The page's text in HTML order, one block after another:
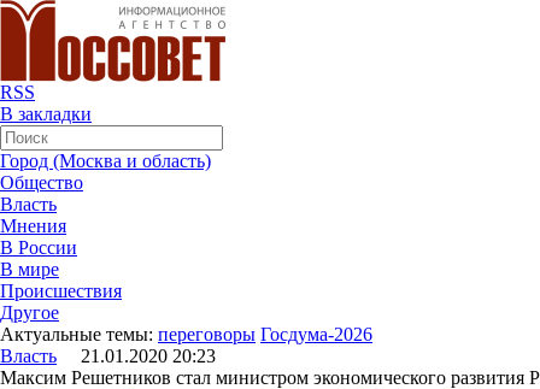
RSS
В закладки
Город (Москва и область)
Общество
Власть
Мнения
В России
В мире
Происшествия
Другое
Актуальные темы: переговоры Госдума-2026
Власть 21.01.2020 20:23
Максим Решетников стал министром экономического развития